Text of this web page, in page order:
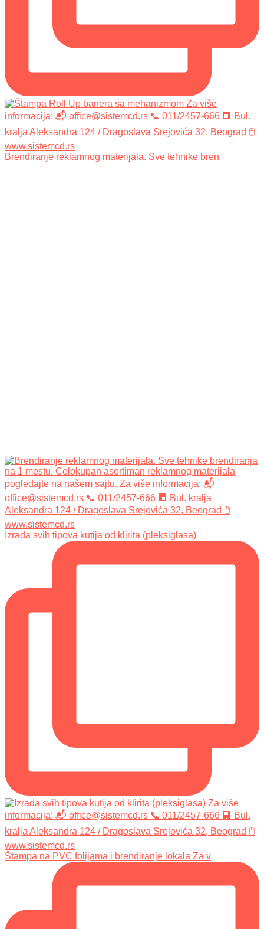
Brendiranje reklamnog materijala. Sve tehnike bren
Izrada svih tipova kutija od klirita (pleksiglasa)
Štampa na PVC folijama i brendiranje lokala Za v